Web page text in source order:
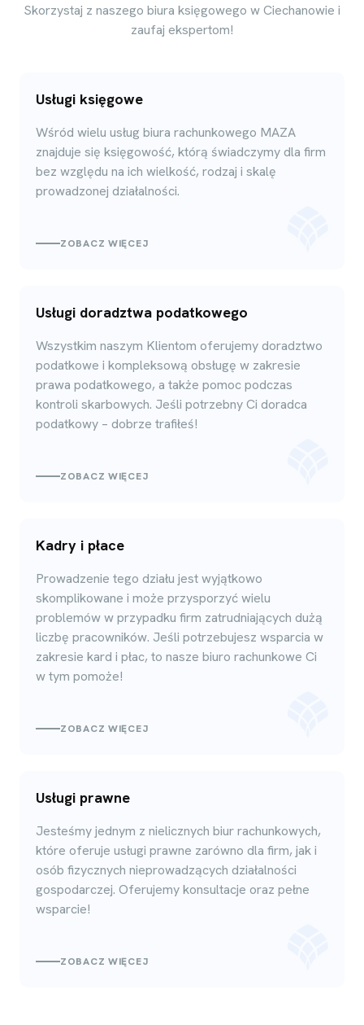
Skorzystaj z naszego biura księgowego w Ciechanowie i
zaufaj ekspertom!
Usługi księgowe
Wśród wielu usług biura rachunkowego MAZA
znajduje się księgowość, którą świadczymy dla firm
bez względu na ich wielkość, rodzaj i skalę
prowadzonej działalności.
ZOBACZ WIĘCEJ
Usługi doradztwa podatkowego
Wszystkim naszym Klientom oferujemy doradztwo
podatkowe i kompleksową obsługę w zakresie
prawa podatkowego, a także pomoc podczas
kontroli skarbowych. Jeśli potrzebny Ci doradca
podatkowy – dobrze trafiłeś!
ZOBACZ WIĘCEJ
Kadry i płace
Prowadzenie tego działu jest wyjątkowo
skomplikowane i może przysporzyć wielu
problemów w przypadku firm zatrudniających dużą
liczbę pracowników. Jeśli potrzebujesz wsparcia w
zakresie kard i płac, to nasze biuro rachunkowe Ci
w tym pomoże!
ZOBACZ WIĘCEJ
Usługi prawne
Jesteśmy jednym z nielicznych biur rachunkowych,
które oferuje usługi prawne zarówno dla firm, jak i
osób fizycznych nieprowadzących działalności
gospodarczej. Oferujemy konsultacje oraz pełne
wsparcie!
ZOBACZ WIĘCEJ